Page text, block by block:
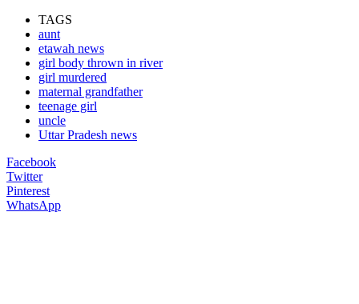
TAGS
aunt
etawah news
girl body thrown in river
girl murdered
maternal grandfather
teenage girl
uncle
Uttar Pradesh news
Facebook
Twitter
Pinterest
WhatsApp